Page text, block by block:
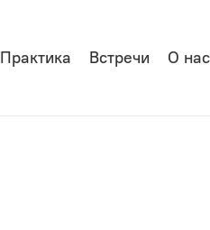
Практика Встречи О нас